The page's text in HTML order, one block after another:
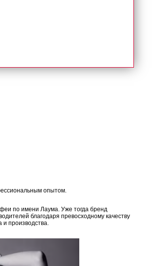
опытом.
по имени Лаума. Уже тогда бренд
благодаря превосходному качеству
и производства.